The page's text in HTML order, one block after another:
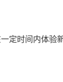
定时间内体验